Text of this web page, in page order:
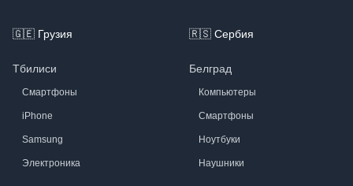
🇬🇪 Грузия
Тбилиси
Смартфоны
iPhone
Samsung
Электроника
🇷🇸 Сербия
Белград
Компьютеры
Смартфоны
Ноутбуки
Наушники